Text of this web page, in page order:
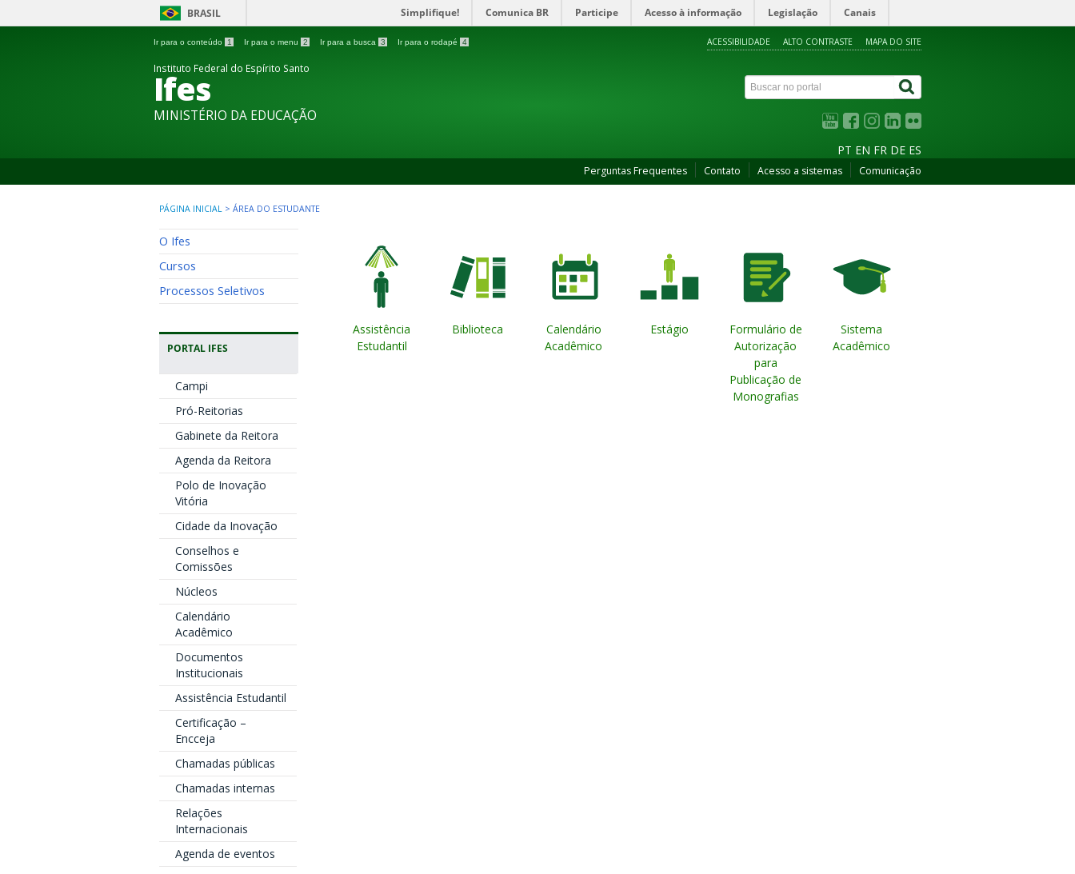
BRASIL Simplifique! Comunica BR Participe Acesso à informação Legislação Canais
Ir para o conteúdo 1 Ir para o menu 2 Ir para a busca 3 Ir para o rodapé 4 ACESSIBILIDADE ALTO CONTRASTE MAPA DO SITE
Instituto Federal do Espírito Santo
Ifes
MINISTÉRIO DA EDUCAÇÃO
PT EN FR DE ES
Perguntas Frequentes Contato Acesso a sistemas Comunicação
PÁGINA INICIAL > ÁREA DO ESTUDANTE
O Ifes
Cursos
Processos Seletivos
PORTAL IFES
Campi
Pró-Reitorias
Gabinete da Reitora
Agenda da Reitora
Polo de Inovação
Vitória
Cidade da Inovação
Conselhos e
Comissões
Núcleos
Calendário
Acadêmico
Documentos
Institucionais
Assistência Estudantil
Certificação –
Encceja
Chamadas públicas
Chamadas internas
Relações
Internacionais
Agenda de eventos
Assistência
Estudantil
Biblioteca
Calendário
Acadêmico
Estágio
Formulário de
Autorização
para
Publicação de
Monografias
Sistema
Acadêmico